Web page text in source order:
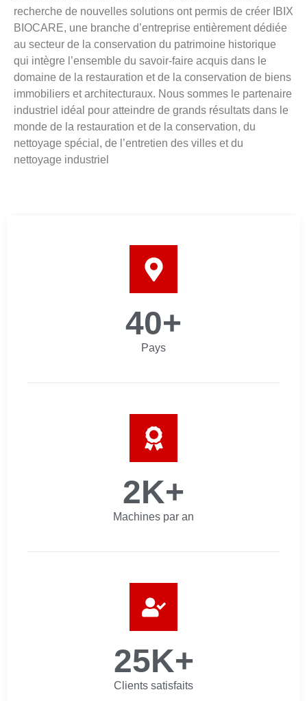
recherche de nouvelles solutions ont permis de créer IBIX
BIOCARE, une branche d’entreprise entièrement dédiée
au secteur de la conservation du patrimoine historique
qui intègre l’ensemble du savoir-faire acquis dans le
domaine de la restauration et de la conservation de biens
immobiliers et architecturaux. Nous sommes le partenaire
industriel idéal pour atteindre de grands résultats dans le
monde de la restauration et de la conservation, du
nettoyage spécial, de l’entretien des villes et du
nettoyage industriel
Pays
40+
Machines par an
2K+
Clients satisfaits
25K+